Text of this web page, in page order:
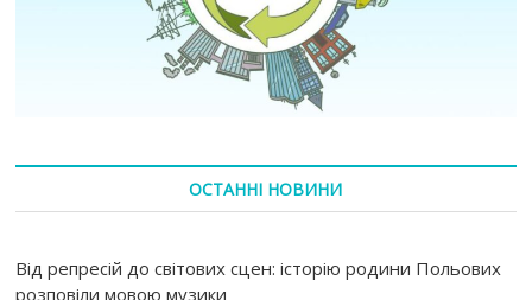
ОСТАННІ НОВИНИ
Від репресій до світових сцен: історію родини Польових
розповіли мовою музики